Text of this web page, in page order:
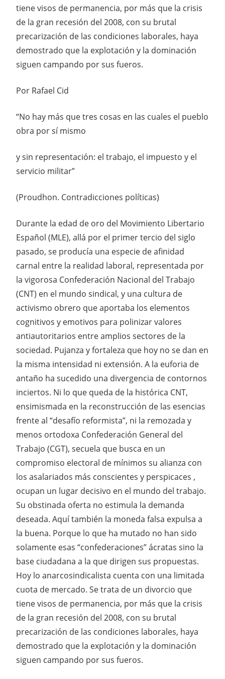
tiene visos de permanencia, por más que la crisis
de la gran recesión del 2008, con su brutal
precarización de las condiciones laborales, haya
demostrado que la explotación y la dominación
siguen campando por sus fueros.
Por Rafael Cid
“No hay más que tres cosas en las cuales el pueblo
obra por sí mismo
y sin representación: el trabajo, el impuesto y el
servicio militar”
(Proudhon. Contradicciones políticas)
Durante la edad de oro del Movimiento Libertario
Español (MLE), allá por el primer tercio del siglo
pasado, se producía una especie de afinidad
carnal entre la realidad laboral, representada por
la vigorosa Confederación Nacional del Trabajo
(CNT) en el mundo sindical, y una cultura de
activismo obrero que aportaba los elementos
cognitivos y emotivos para polinizar valores
antiautoritarios entre amplios sectores de la
sociedad. Pujanza y fortaleza que hoy no se dan en
la misma intensidad ni extensión. A la euforia de
antaño ha sucedido una divergencia de contornos
inciertos. Ni lo que queda de la histórica CNT,
ensimismada en la reconstrucción de las esencias
frente al “desafío reformista”, ni la remozada y
menos ortodoxa Confederación General del
Trabajo (CGT), secuela que busca en un
compromiso electoral de mínimos su alianza con
los asalariados más conscientes y perspicaces ,
ocupan un lugar decisivo en el mundo del trabajo.
Su obstinada oferta no estimula la demanda
deseada. Aquí también la moneda falsa expulsa a
la buena. Porque lo que ha mutado no han sido
solamente esas “confederaciones” ácratas sino la
base ciudadana a la que dirigen sus propuestas.
Hoy lo anarcosindicalista cuenta con una limitada
cuota de mercado. Se trata de un divorcio que
tiene visos de permanencia, por más que la crisis
de la gran recesión del 2008, con su brutal
precarización de las condiciones laborales, haya
demostrado que la explotación y la dominación
siguen campando por sus fueros.